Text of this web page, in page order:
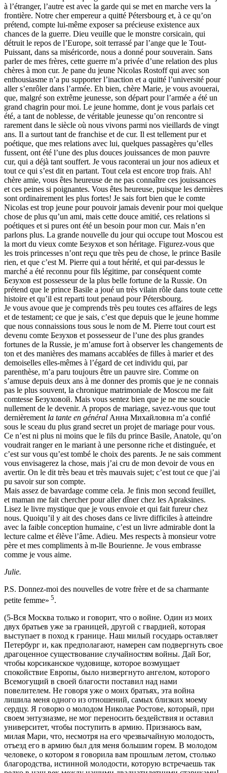
à l’étranger, l’autre est avec la garde qui se met en marche vers la
frontière. Notre cher empereur a quitté Pétersbourg et, à ce qu’on
prétend, compte lui-même exposer sa précieuse existence aux
chances de la guerre. Dieu veuille que le monstre corsicain, qui
détruit le repos de l’Europe, soit terrassé par l’ange que le Tout-
Puissant, dans sa miséricorde, nous a donné pour souverain. Sans
parler de mes frères, cette guerre m’a privée d’une relation des plus
chères à mon cur. Je pane du jeune Nicolas Rostoff qui avec son
enthousiasme n’a pu supporter l’inaction et a quitté l’université pour
aller s’enrôler dans l’armée. Eh bien, chère Marie, je vous avouerai,
que, malgré son extrême jeunesse, son départ pour l’armée a été un
grand chagrin pour moi. Le jeune homme, dont je vous parlais cet
été, a tant de noblesse, de véritable jeunesse qu’on rencontre si
rarement dans le siècle où nous vivons parmi nos vieillards de vingt
ans. Il a surtout tant de franchise et de cur. Il est tellement pur et
poétique, que mes relations avec lui, quelques passagères qu’elles
fussent, ont été l’une des plus douces jouissances de mon pauvre
cur, qui a déjà tant souffert. Je vous raconterai un jour nos adieux et
tout ce qui s’est dit en partant. Tout cela est encore trop frais. Ah!
chère amie, vous êtes heureuse de ne pas connaître ces jouissances
et ces peines si poignantes. Vous êtes heureuse, puisque les dernières
sont ordinairement les plus fortes! Je sais fort bien que le comte
Nicolas est trop jeune pour pouvoir jamais devenir pour moi quelque
chose de plus qu’un ami, mais cette douce amitié, ces relations si
poétiques et si pures ont été un besoin pour mon cur. Mais n’en
parlons plus. La grande nouvelle du jour qui occupe tout Moscou est
la mort du vieux comte Безухов et son héritage. Figurez-vous que
les trois princesses n’ont reçu que très peu de chose, le prince Basile
rien, et que c’est M. Pierre qui a tout hérité, et qui par-dessus le
marché a été reconnu pour fils légitime, par conséquent comte
Безухов est possesseur de la plus belle fortune de la Russie. On
prétend que le prince Basile a joué un très vilain rôle dans toute cette
histoire et qu’il est reparti tout penaud pour Pétersbourg.
Je vous avoue que je comprends très peu toutes ces affaires de legs
et de testament; ce que je sais, c’est que depuis que le jeune homme
que nous connaissions tous sous le nom de M. Pierre tout court est
devenu comte Безухов et possesseur de l’une des plus grandes
fortunes de la Russie, je m’amuse fort à observer les changements de
ton et des manières des mamans accablées de filles à marier et des
demoiselles elles-mêmes à l’égard de cet individu qui, par
parenthèse, m’a paru toujours être un pauvre sire. Comme on
s’amuse depuis deux ans à me donner des promis que je ne connais
pas le plus souvent, la chronique matrimoniale de Moscou me fait
comtesse Безуховой. Mais vous sentez bien que je ne me soucie
nullement de le devenir. A propos de mariage, savez-vous que tout
dernièrement la tante en général Анна Михайловна m’a confié
sous le sceau du plus grand secret un projet de mariage pour vous.
Ce n’est ni plus ni moins que le fils du prince Basile, Anatole, qu’on
voudrait ranger en le mariant à une personne riche et distinguée, et
c’est sur vous qu’est tombé le choix des parents. Je ne sais comment
vous envisagerez la chose, mais j’ai cru de mon devoir de vous en
avertir. On le dit très beau et très mauvais sujet; c’est tout ce que j’ai
pu savoir sur son compte.
Mais assez de bavardage comme cela. Je finis mon second feuillet,
et maman me fait chercher pour aller dîner chez les Apraksines.
Lisez le livre mystique que je vous envoie et qui fait fureur chez
nous. Quoiqu’il y ait des choses dans ce livre difficiles à atteindre
avec la faible conception humaine, c’est un livre admirable dont la
lecture calme et élève l’âme. Adieu. Mes respects à monsieur votre
père et mes compliments à m-lle Bourienne. Je vous embrasse
comme je vous aime.
Julie.
P.S. Donnez-moi des nouvelles de votre frère et de sa charmante
petite femme» 5.
(5-Вся Москва только и говорит, что о войне. Один из моих
двух братьев уже за границей, другой с гвардией, которая
выступает в поход к границе. Наш милый государь оставляет
Петербург и, как предполагают, намерен сам подвергнуть свое
драгоценное существование случайностям войны. Дай Бог,
чтобы корсиканское чудовище, которое возмущает
спокойствие Европы, было низвергнуто ангелом, которого
Всемогущий в своей благости поставил над нами
повелителем. Не говоря уже о моих братьях, эта война
лишила меня одного из отношений, самых близких моему
сердцу. Я говорю о молодом Николае Ростове, который, при
своем энтузиазме, не мог переносить бездействия и оставил
университет, чтобы поступить в армию. Признаюсь вам,
милая Мари, что, несмотря на его чрезвычайную молодость,
отъезд его в армию был для меня большим горем. В молодом
человеке, о котором я говорила вам прошлым летом, столько
благородства, истинной молодости, которую встречаешь так